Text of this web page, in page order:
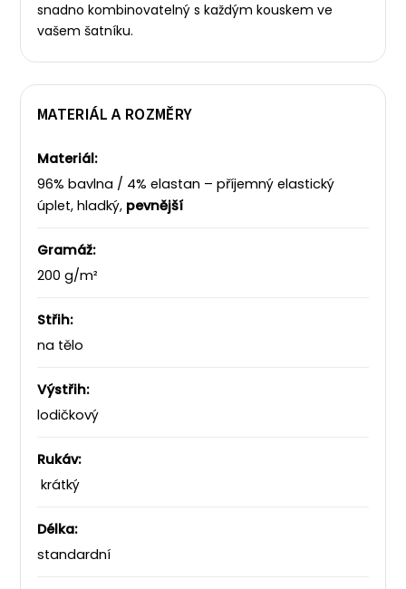
snadno kombinovatelný s každým kouskem ve
vašem šatníku.
MATERIÁL A ROZMĚRY
Materiál:
96% bavlna / 4% elastan – příjemný elastický
úplet, hladký, pevnější
Gramáž:
200 g/m²
Střih:
na tělo
Výstřih:
lodičkový
Rukáv:
krátký
Délka:
standardní